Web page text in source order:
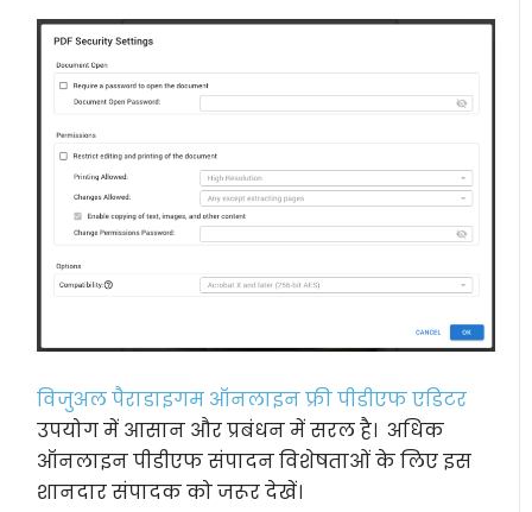
विजुअल पैराडाइगम ऑनलाइन फ्री पीडीएफ एडिटर
उपयोग में आसान और प्रबंधन में सरल है। अधिक
ऑनलाइन पीडीएफ संपादन विशेषताओं के लिए इस
शानदार संपादक को जरूर देखें।